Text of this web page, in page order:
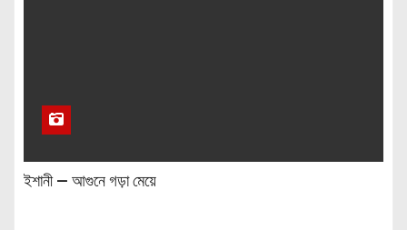
ইশানী — আগুনে গড়া মেয়ে